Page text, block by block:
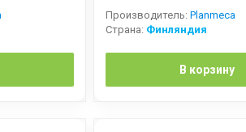
Производитель:Planmeca
Страна: Финляндия
В корзину